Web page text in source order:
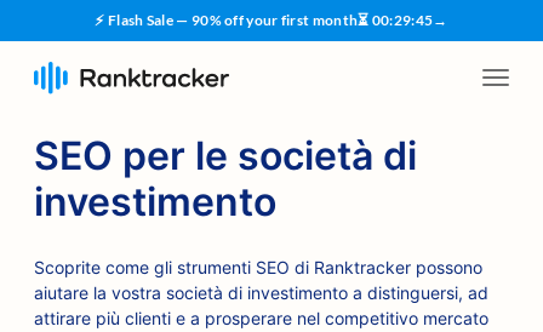
⚡ Flash Sale — 90% off your first month⏳ 00:29:44→
SEO per le società di
investimento
Scoprite come gli strumenti SEO di Ranktracker possono
aiutare la vostra società di investimento a distinguersi, ad
attirare più clienti e a prosperare nel competitivo mercato